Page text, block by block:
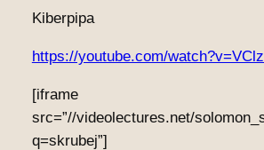
Kiberpipa
https://youtube.com/
[iframe
src=”//videolectures.net/
q=skrubej”]